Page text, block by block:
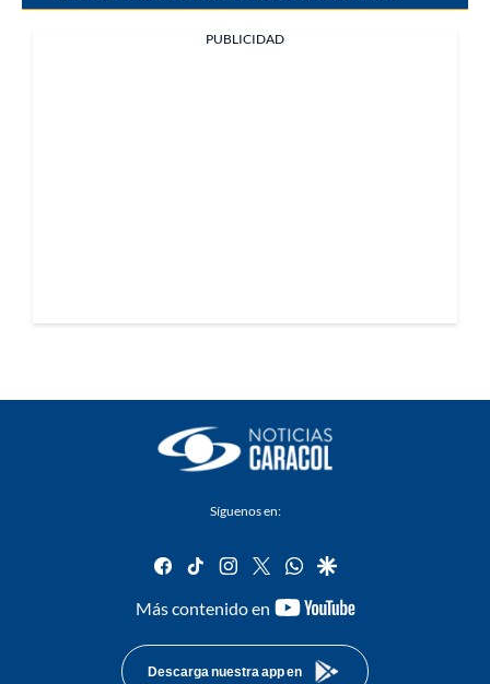
PUBLICIDAD
Síguenos en:
facebook
tiktok instagram
twitterwhatsapp
google
Más contenido en
youtube-
Descarga nuestra app en